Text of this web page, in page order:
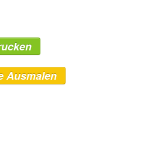
Ausmalen